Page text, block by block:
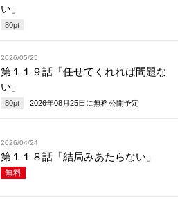
い」
80pt
2026/05/25
第１１９話「任せてくれれば問題な
い」
80pt 2026年08月25日 に無料公開予定
2026/04/24
第１１８話「結局みあたらない」
無料